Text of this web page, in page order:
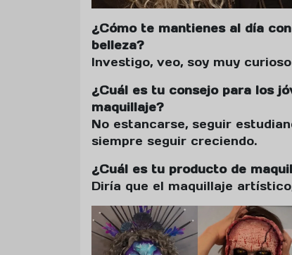
¿Cómo te mantienes al día
belleza?
Investigo, veo, soy muy
¿Cuál es tu consejo para los
maquillaje?
No estancarse, seguir
siempre seguir creciendo.
¿Cuál es tu producto de
Diría que el maquillaje